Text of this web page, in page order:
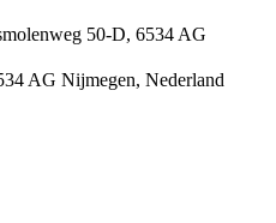
50-D, 6534 AG
AG Nijmegen, Nederland